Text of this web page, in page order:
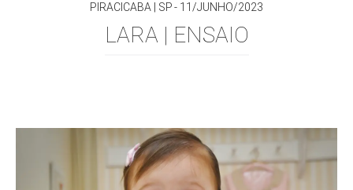
PIRACICABA | SP
11/JUNHO/2023
LARA | ENSAIO